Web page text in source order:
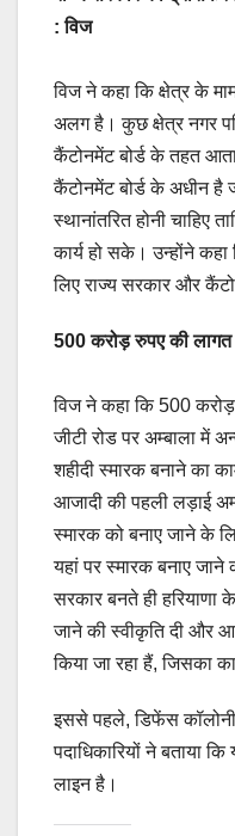
: विज
विज ने कहा कि क्षेत्र के
अलग है। कुछ क्षेत्र नगर
कैंटोनमेंट बोर्ड के तहत
कैंटोनमेंट बोर्ड के अधीन है
स्थानांतरित होनी चाहिए
कार्य हो सके। उन्होंने
लिए राज्य सरकार और
500 करोड़ रुपए की लागत
विज ने कहा कि 500
जीटी रोड पर अम्बाला में
शहीदी स्मारक बनाने का
आजादी की पहली लड़ाई
स्मारक को बनाए जाने के
यहां पर स्मारक बनाए जाने
सरकार बनते ही हरियाणा
जाने की स्वीकृति दी और
किया जा रहा हैं, जिसका
इससे पहले, डिफेंस
पदाधिकारियों ने बताया
लाइन है।